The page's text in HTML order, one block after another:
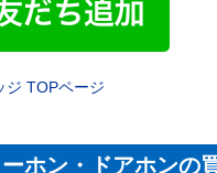
ジ TOPページ
ホン・ドアホンの